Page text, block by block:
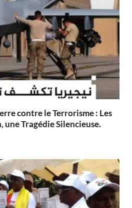
contre le Terrorisme : Les
une Tragédie Silencieuse.